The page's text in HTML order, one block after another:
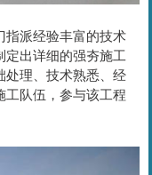
派经验丰富的技术
定出详细的强夯施工
处理、技术熟悉、经
工队伍，参与该工程